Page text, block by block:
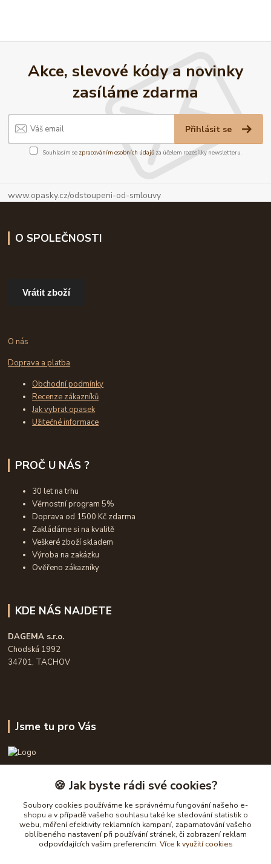
Akce, slevové kódy a novinky
zasíláme zdarma
Přihlásit se
Souhlasím se zpracováním osobních údajůza účelem rozesílky newsletteru.
www.opasky.cz/odstoupeni-od-smlouvy
O SPOLEČNOSTI
Vrátit zboží
O nás
Doprava a platba
Obchodní podmínky
Recenze zákazníků
Jak vybrat opasek
Užitečné informace
PROČ U NÁS ?
30 let na trhu
Věrnostní program 5%
Doprava od 1500 Kč zdarma
Zakládáme si na kvalitě
Veškeré zboží skladem
Výroba na zakázku
Ověřeno zákazníky
KDE NÁS NAJDETE
DAGEMA s.r.o.
Chodská 1992
34701, TACHOV
Jsme tu pro Vás
Frühauf Emanuel, Havelková Dagmar
777632148, 777 832 148
obchod@opasky.cz
🍪 Jak byste rádi své cookies?
Soubory cookies používáme ke správnému fungování našeho e-
shopu a v případě vašeho souhlasu také ke sledování statistik o
webu, měření efektivity reklamních kampaní, zapamatování vašeho
oblíbeného nastavení při používání stránek, či zobrazení reklam
odpovídajících vašim preferencím. Více k využití cookies